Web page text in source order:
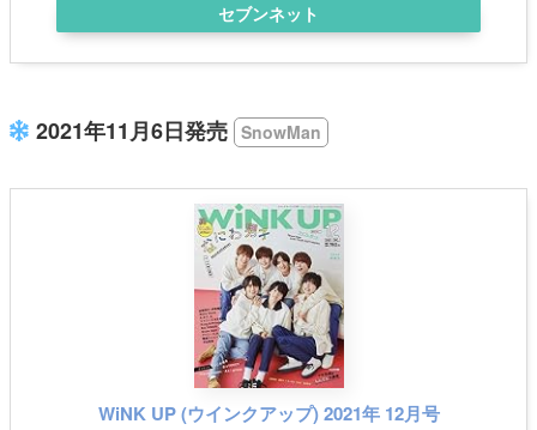
セブンネット
2021年11月6日発売 SnowMan
WiNK UP (ウインクアップ) 2021年 12月号